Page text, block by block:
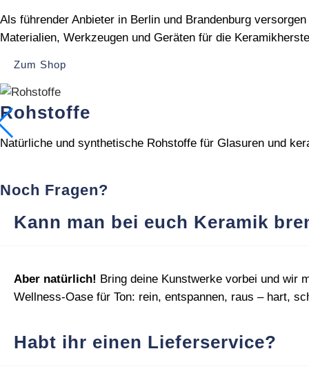
Als führender Anbieter in Berlin und Brandenburg
Materialien, Werkzeugen und Geräten für die
Zum Shop
Rohstoffe
Natürliche und synthetische Rohstoffe für Glasuren und
Noch Fragen?
Kann man bei euch Keramik
Aber natürlich! Bring deine Kunstwerke vorbei und wir
Wellness‑Oase für Ton: rein, entspannen, raus – hart,
Habt ihr einen Lieferservice?